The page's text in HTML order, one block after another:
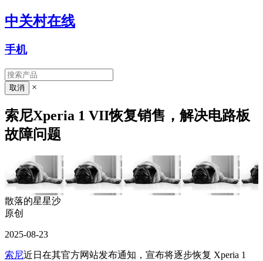
中关村在线
手机
×
索尼Xperia 1 VII恢复销售，解决电路板
故障问题
散落的星星沙
原创
2025-08-23
索尼近日在其官方网站发布通知，宣布将逐步恢复 Xperia 1